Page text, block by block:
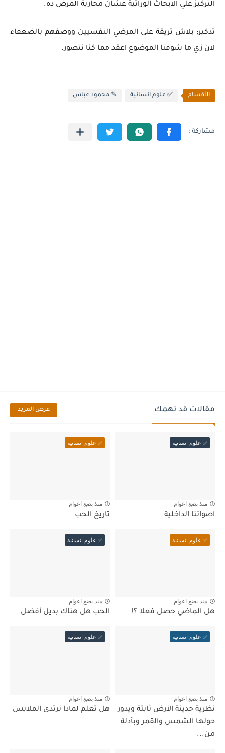
التركيز علي الابحاث الوراثية عشان محاربة المرض ده.
تذكير: بلاش تريقة على المرضي النفسيين ووصفهم بالضعفاء
لان زي ما شوفنا الموضوع اعقد مما كنا نتصور.
الأقسام ✅ علوم انسانية ✎ محمود عباس
مقالات قد تهمك عرض المزيد
✅ علوم انسانية
منذ بضع اعوام
اصواتنا الداخلية
✅ علوم انسانية
منذ بضع اعوام
تاريخ الحب
✅ علوم انسانية
منذ بضع اعوام
هل الماضي حصل فعلا ؟!
✅ علوم انسانية
منذ بضع اعوام
الحب هل هناك بديل أفضل
✅ علوم انسانية
منذ بضع اعوام
نظرية حديثة الأرض ثابتة ويدور
حولها الشمس والقمر وبأدلة
من...
✅ علوم انسانية
منذ بضع اعوام
هل تعلم لماذا نرتدى الملابس